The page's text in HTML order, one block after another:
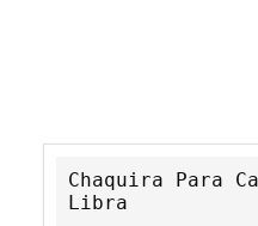
Chaquira Para
Libra